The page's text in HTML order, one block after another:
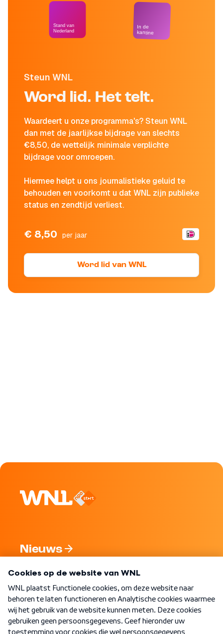
Steun WNL
Word lid. Het telt.
Waardeert u onze programma's? Steun WNL
dan met de jaarlijkse bijdrage van slechts
€8,50, de wettelijk minimale verplichte
bijdrage voor omroepen.
Hiermee helpt u ons journalistieke geluid te
behouden en voorkomt u dat WNL zijn publieke
status en zendtijd verliest.
€ 8,50 per jaar
Word lid van WNL
Stand van
Nederland
In de
kantine
Nieuws
Nieuwsbrief
Word Lid